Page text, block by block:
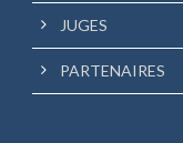
JUGES
PARTENAIRES